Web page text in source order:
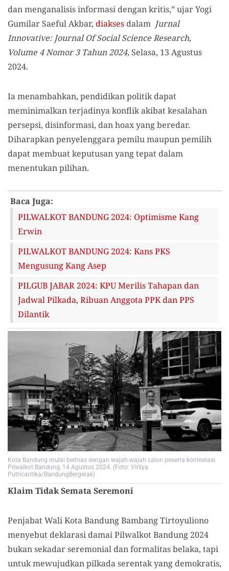
dan menganalisis informasi dengan kritis,” ujar Yogi
Gumilar Saeful Akbar, diakses dalam Jurnal
Innovative: Journal Of Social Science Research,
Volume 4 Nomor 3 Tahun 2024, Selasa, 13 Agustus
2024.
Ia menambahkan, pendidikan politik dapat
meminimalkan terjadinya konflik akibat kesalahan
persepsi, disinformasi, dan hoax yang beredar.
Diharapkan penyelenggara pemilu maupun pemilih
dapat membuat keputusan yang tepat dalam
menentukan pilihan.
Baca Juga:
PILWALKOT BANDUNG 2024: Optimisme Kang
Erwin
PILWALKOT BANDUNG 2024: Kans PKS
Mengusung Kang Asep
PILGUB JABAR 2024: KPU Merilis Tahapan dan
Jadwal Pilkada, Ribuan Anggota PPK dan PPS
Dilantik
Kota Bandung mulai berhias dengan wajah-wajah calon peserta kontestasi
Pilwalkot Bandung, 14 Agustus 2024. (Foto: Virliya
Putricantika/BandungBergerak)
Klaim Tidak Semata Seremoni
Penjabat Wali Kota Bandung Bambang Tirtoyuliono
menyebut deklarasi damai Pilwalkot Bandung 2024
bukan sekadar seremonial dan formalitas belaka, tapi
untuk mewujudkan pilkada serentak yang demokratis,